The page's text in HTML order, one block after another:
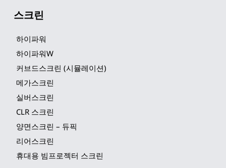
스크린
하이파워
하이파워W
커브드스크린 (시뮬레이션)
메가스크린
실버스크린
CLR 스크린
양면스크린 – 듀픽
리어스크린
휴대용 빔프로젝터 스크린